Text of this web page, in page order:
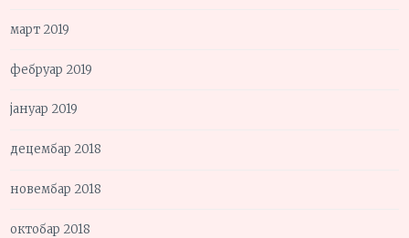
март 2019
фебруар 2019
јануар 2019
децембар 2018
новембар 2018
октобар 2018